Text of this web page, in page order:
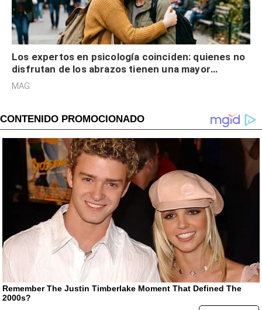
Los expertos en psicología coinciden: quienes no
disfrutan de los abrazos tienen una mayor
sensibilidad a los estímulos físicos y no es por
MAG.